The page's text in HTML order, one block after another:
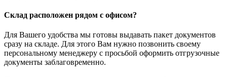
Склад расположен рядом с офисом?
Для Вашего удобства мы готовы выдавать пакет документов
сразу на складе. Для этого Вам нужно позвонить своему
персональному менеджеру с просьбой оформить отгрузочные
документы заблаговременно.